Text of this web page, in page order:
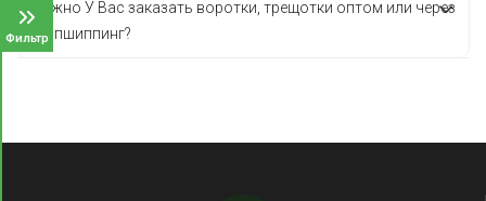
Фильтр
Можно У Вас заказать воротки, трещотки оптом или через
дропшиппинг?